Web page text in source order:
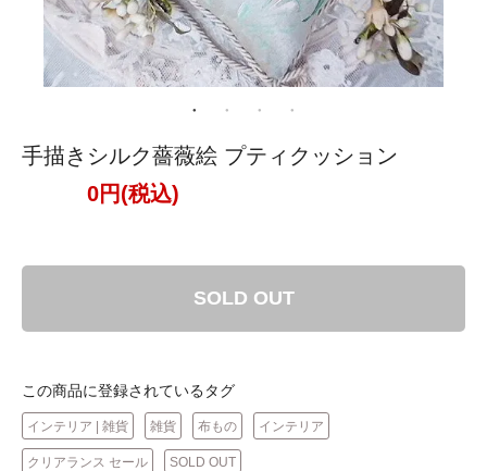
手描きシルク薔薇絵 プティクッション
0円(税込)
SOLD OUT
この商品に登録されているタグ
インテリア | 雑貨 雑貨 布もの インテリア
クリアランス セール SOLD OUT